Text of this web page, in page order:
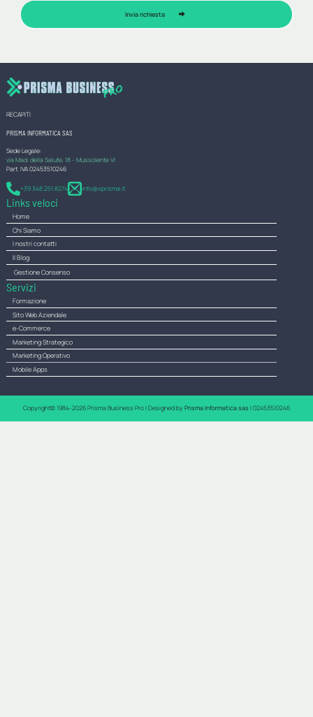
Invia richiesta
RECAPITI
PRISMA INFORMATICA SAS
Sede Legale:
via Mad. della Salute, 18 - Mussolente VI
Part. IVA 02453510246
+39 348.251.8274 info@xprisma.it
Links veloci
Home
Chi Siamo
I nostri contatti
Il Blog
Gestione Consenso
Servizi
Formazione
Sito Web Aziendale
e-Commerce
Marketing Strategico
Marketing Operativo
Mobile Apps
Copyright© 1984-2026 Prisma Business Pro | Designed byPrisma Informatica sas| 02453510246